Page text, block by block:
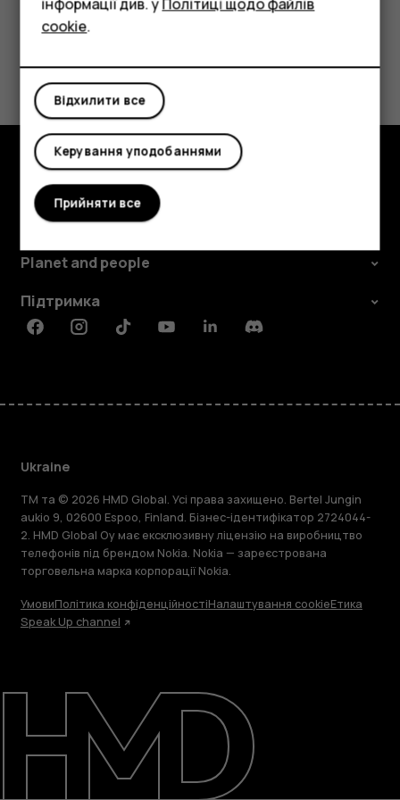
Планшети
Детальніше
Підтримка
Це було для вас корисним?
Так Ні
Огляд
Детальніше
Planet and people
Підтримка
FacebookInstagramTiktokYoutubeLinkedinDiscord
Ukraine
TM та © 2026 HMD Global. Усі права захищено. Bertel Jungin
aukio 9, 02600 Espoo, Finland. Бізнес-ідентифікатор 2724044-
2. HMD Global Oy має ексклюзивну ліцензію на виробництво
телефонів під брендом Nokia. Nokia — зареєстрована
торговельна марка корпорації Nokia.
УмовиПолітика конфіденційностіНалаштування cookieЕтика
Speak Up channel
cookie.
Відхилити все
Керування уподобаннями
Прийняти все